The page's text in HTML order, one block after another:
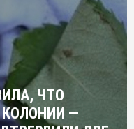
ЧТО
КОЛОНИИ —